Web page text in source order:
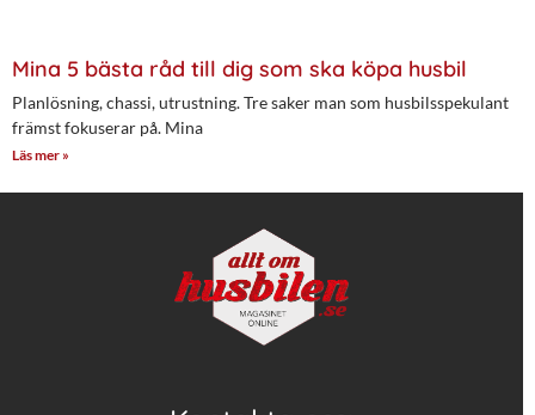
Mina 5 bästa råd till dig som ska köpa husbil
Planlösning, chassi, utrustning. Tre saker man som husbilsspekulant
främst fokuserar på. Mina
Läs mer »